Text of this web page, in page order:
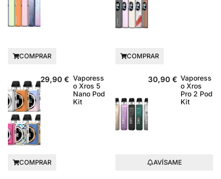
COMPRAR COMPRAR
29,90 € Vaporess
o Xros 5
Nano Pod
Kit
COMPRAR
30,90 € Vaporess
o Xros
Pro 2 Pod
Kit
AVÍSAME